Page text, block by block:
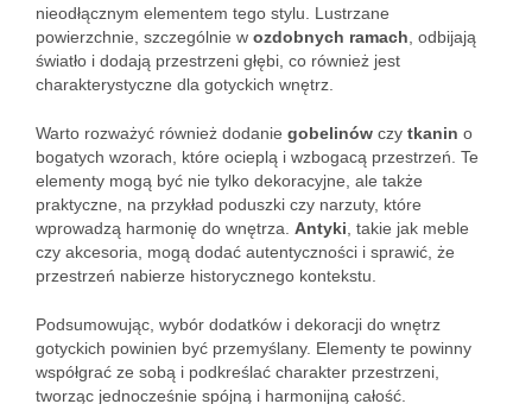
nieodłącznym elementem tego stylu. Lustrzane
powierzchnie, szczególnie w ozdobnych ramach , odbijają
światło i dodają przestrzeni głębi, co również jest
charakterystyczne dla gotyckich wnętrz.
Warto rozważyć również dodanie gobelinów czy tkanin o
bogatych wzorach, które ocieplą i wzbogacą przestrzeń. Te
elementy mogą być nie tylko dekoracyjne, ale także
praktyczne, na przykład poduszki czy narzuty, które
wprowadzą harmonię do wnętrza. Antyki , takie jak meble
czy akcesoria, mogą dodać autentyczności i sprawić, że
przestrzeń nabierze historycznego kontekstu.
Podsumowując, wybór dodatków i dekoracji do wnętrz
gotyckich powinien być przemyślany. Elementy te powinny
współgrać ze sobą i podkreślać charakter przestrzeni,
tworząc jednocześnie spójną i harmonijną całość.